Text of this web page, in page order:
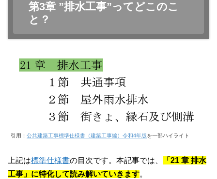
第3章 ”排水工事”ってどこのこ
と？
引用： 公共建築工事標準仕様書（建築工事編）令和4年版を一部ハイライト
上記は標準仕様書の目次です。本記事では、 「21 章 排水
工事」に特化して読み解いていきます。